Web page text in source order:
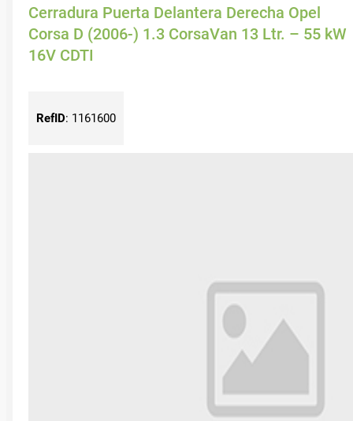
Cerradura Puerta Delantera Derecha Opel
Corsa D (2006-) 1.3 CorsaVan 13 Ltr. – 55 kW
16V CDTI
RefID: 1161600